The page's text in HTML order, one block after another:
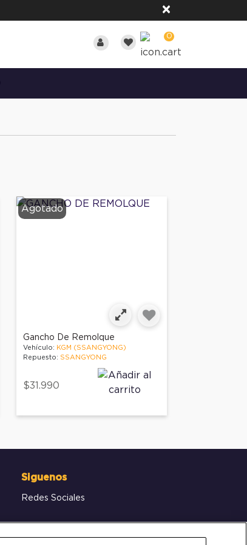
×
0
Agotado
Gancho De Remolque
Vehículo: KGM (SSANGYONG)
Repuesto: SSANGYONG
$31.990
Siguenos
Redes Sociales